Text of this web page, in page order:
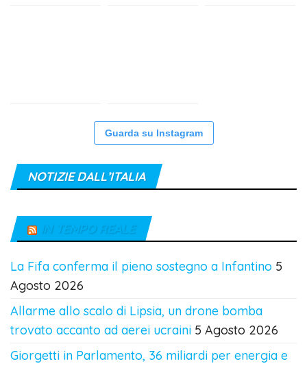
Guarda su Instagram
NOTIZIE DALL’ITALIA
IN TEMPO REALE
La Fifa conferma il pieno sostegno a Infantino 5
Agosto 2026
Allarme allo scalo di Lipsia, un drone bomba
trovato accanto ad aerei ucraini 5 Agosto 2026
Giorgetti in Parlamento, 36 miliardi per energia e